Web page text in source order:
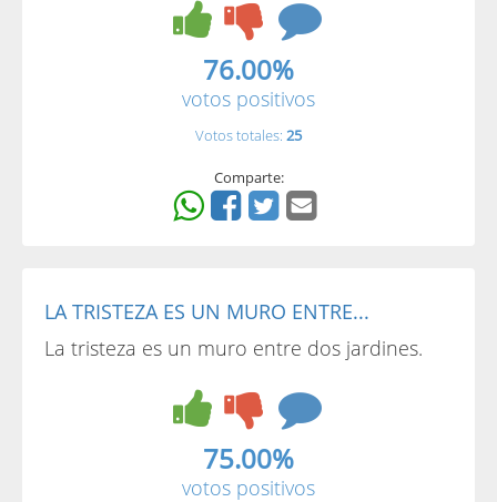
76.00%
votos positivos
Votos totales: 25
Comparte:
LA TRISTEZA ES UN MURO ENTRE...
La tristeza es un muro entre dos jardines.
75.00%
votos positivos